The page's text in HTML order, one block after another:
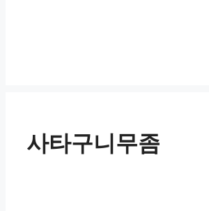
사타구니무좀